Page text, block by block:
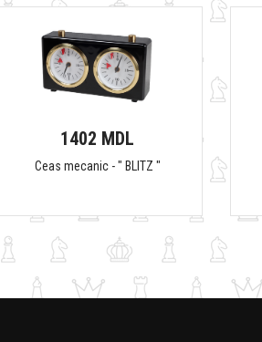
1402 MDL
Ceas mecanic - " BLITZ "